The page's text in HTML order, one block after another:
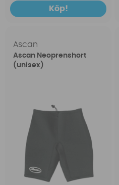
Köp!
Ascan
Ascan Neoprenshort
(unisex)